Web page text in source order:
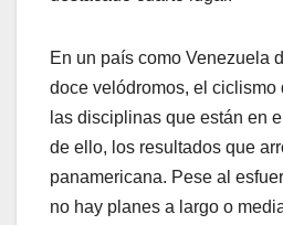
En un país como Venezuela
doce velódromos, el ciclismo
las disciplinas que están en
de ello, los resultados que
panamericana. Pese al
no hay planes a largo o